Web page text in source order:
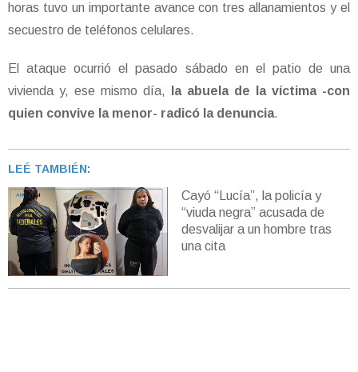
horas tuvo un importante avance con tres allanamientos y el
secuestro de teléfonos celulares.
El ataque ocurrió el pasado sábado en el patio de una
vivienda y, ese mismo día,
la abuela de la víctima -con
quien convive la menor- radicó la denuncia.
LEÉ TAMBIÉN:
Cayó “Lucía”, la policía y
“viuda negra” acusada de
desvalijar a un hombre tras
una cita